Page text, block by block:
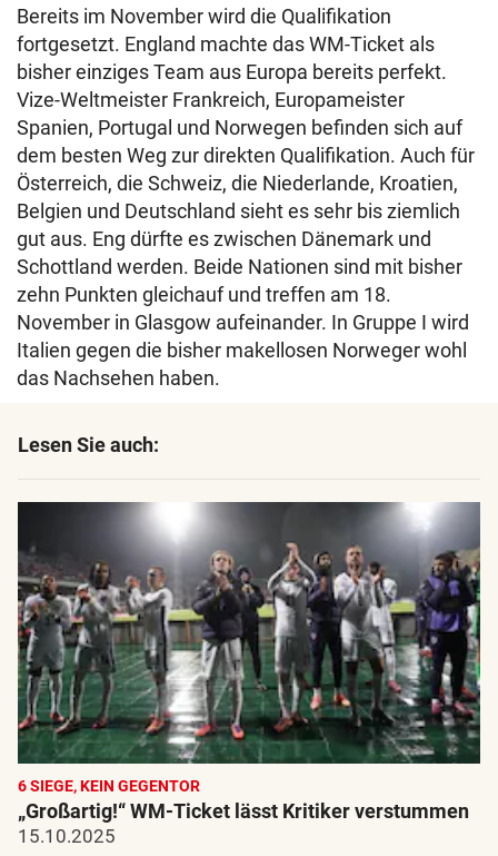
Bereits im November wird die Qualifikation
fortgesetzt. England machte das WM-Ticket als
bisher einziges Team aus Europa bereits perfekt.
Vize-Weltmeister Frankreich, Europameister
Spanien, Portugal und Norwegen befinden sich auf
dem besten Weg zur direkten Qualifikation. Auch für
Österreich, die Schweiz, die Niederlande, Kroatien,
Belgien und Deutschland sieht es sehr bis ziemlich
gut aus. Eng dürfte es zwischen Dänemark und
Schottland werden. Beide Nationen sind mit bisher
zehn Punkten gleichauf und treffen am 18.
November in Glasgow aufeinander. In Gruppe I wird
Italien gegen die bisher makellosen Norweger wohl
das Nachsehen haben.
Lesen Sie auch:
6 SIEGE, KEIN GEGENTOR
„Großartig!“ WM-Ticket lässt Kritiker verstummen
15.10.2025